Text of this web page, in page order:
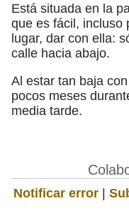
Está situada en la
que es fácil, incluso
lugar, dar con ella:
calle hacia abajo.
Al estar tan baja
pocos meses
media tarde.
Notificar error |